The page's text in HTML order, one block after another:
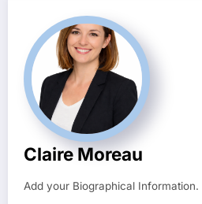
Claire Moreau
Add your Biographical Information.